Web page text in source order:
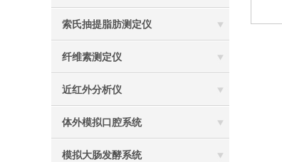
索氏抽提脂肪测定仪
纤维素测定仪
近红外分析仪
体外模拟口腔系统
模拟大肠发酵系统